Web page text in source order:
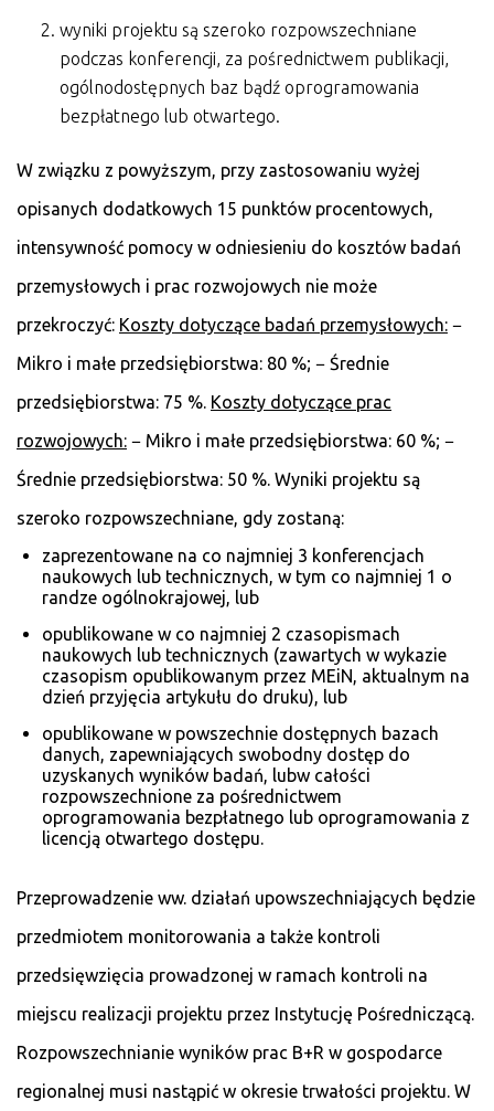
wyniki projektu są szeroko rozpowszechniane
podczas konferencji, za pośrednictwem publikacji,
ogólnodostępnych baz bądź oprogramowania
bezpłatnego lub otwartego.
W związku z powyższym, przy zastosowaniu wyżej
opisanych dodatkowych 15 punktów procentowych,
intensywność pomocy w odniesieniu do kosztów badań
przemysłowych i prac rozwojowych nie może
przekroczyć: Koszty dotyczące badań przemysłowych: −
Mikro i małe przedsiębiorstwa: 80 %; − Średnie
przedsiębiorstwa: 75 %. Koszty dotyczące prac
rozwojowych: − Mikro i małe przedsiębiorstwa: 60 %; −
Średnie przedsiębiorstwa: 50 %. Wyniki projektu są
szeroko rozpowszechniane, gdy zostaną:
zaprezentowane na co najmniej 3 konferencjach
naukowych lub technicznych, w tym co najmniej 1 o
randze ogólnokrajowej, lub
opublikowane w co najmniej 2 czasopismach
naukowych lub technicznych (zawartych w wykazie
czasopism opublikowanym przez MEiN, aktualnym na
dzień przyjęcia artykułu do druku), lub
opublikowane w powszechnie dostępnych bazach
danych, zapewniających swobodny dostęp do
uzyskanych wyników badań, lubw całości
rozpowszechnione za pośrednictwem
oprogramowania bezpłatnego lub oprogramowania z
licencją otwartego dostępu.
Przeprowadzenie ww. działań upowszechniających będzie
przedmiotem monitorowania a także kontroli
przedsięwzięcia prowadzonej w ramach kontroli na
miejscu realizacji projektu przez Instytucję Pośredniczącą.
Rozpowszechnianie wyników prac B+R w gospodarce
regionalnej musi nastąpić w okresie trwałości projektu. W